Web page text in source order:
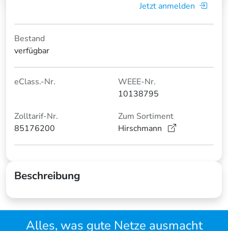
Jetzt anmelden
Bestand
verfügbar
eClass.-Nr.
WEEE-Nr.
10138795
Zolltarif-Nr.
85176200
Zum Sortiment
Hirschmann
Beschreibung
Alles, was gute Netze ausmacht